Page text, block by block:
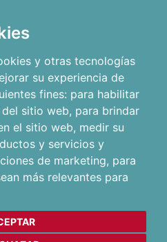
y otras tecnologías
su experiencia de
fines: para habilitar
sitio web, para brindar
el sitio web, medir su
y servicios y
de marketing, para
más relevantes para